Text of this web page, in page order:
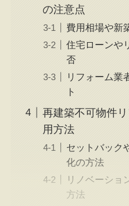
の注意点
費用相場や新
住宅ローンや
否
リフォーム業
ト
再建築不可物件
用方法
セットバック
化の方法
リノベーショ
方法